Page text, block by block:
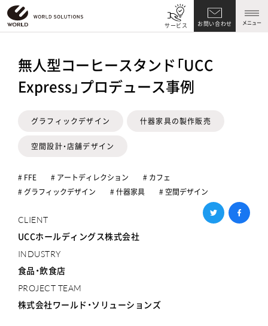
サービス お問い合わせ メニュー
無人型コーヒースタンド「UCC
Express」プロデュース事例
グラフィックデザイン 什器家具の製作販売
空間設計・店舗デザイン
# FFE # アートディレクション
# カフェ
# グラフィックデザイン
# 什器家具 # 空間デザイン
CLIENT
UCCホールディングス株式会社
INDUSTRY
食品・飲食店
PROJECT TEAM
株式会社ワールド・ソリューションズ